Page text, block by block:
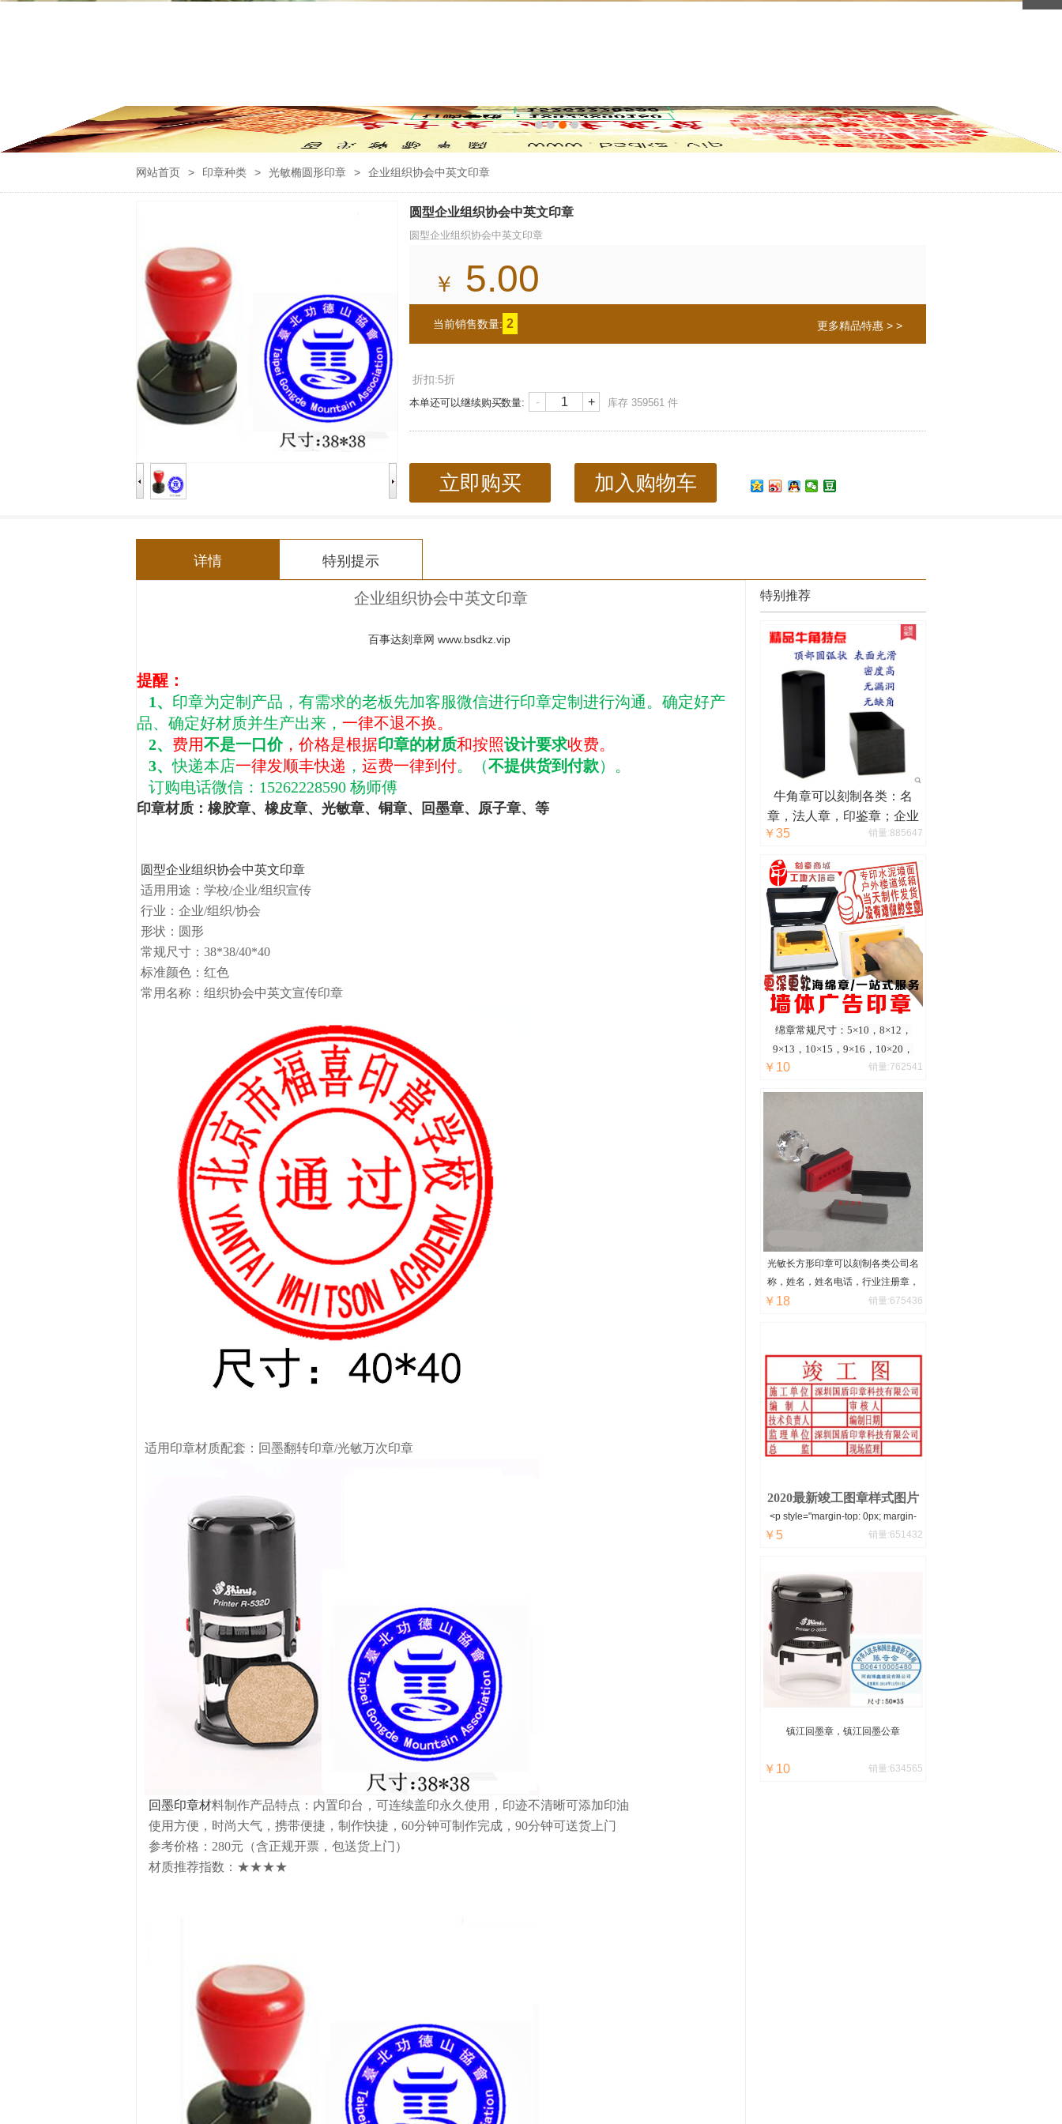
网站首页 > 印章种类 > 光敏椭圆形印章 > 企业组织协会中英文印章
圆型企业组织协会中英文印章
圆型企业组织协会中英文印章
￥ 5.00
当前销售数量: 2 更多精品特惠 > >
折扣:5折
本单还可以继续购买数量: - + 库存 359561 件
立即购买 加入购物车
详情 特别提示
企业组织协会中英文印章
百事达刻章网 www.bsdkz.vip
提醒：
1、 印章为定制产品，有需求的老板先加客服微信进行印章定制进行沟通。确定好产
品、确定好材质并生产出来， 一律不退不换。
2、 费用不是一口价，价格是根据印章的材质和按照设计要求收费。
3、快递本店一律发顺丰快递 ， 运费一律到付。（不提供货到付款）。
订购电话微信：15262228590 杨师傅
印章材质 ： 橡胶章、 橡皮章、 光敏章、铜章、 回墨章、 原子章、等
圆型企业组织协会中英文印章
适用用途：学校/企业/组织宣传
行业：企业/组织/协会
形状：圆形
常规尺寸：38*38/40*40
标准颜色：红色
常用名称： 组织协会中英文宣传印章
适用印章材质配套：回墨翻转印章/光敏万次印章
回墨印章材料制作产品特点：内置印台，可连续盖印永久使用，印迹不清晰可添加印油
使用方便，时尚大气，携带便捷，制作快捷，60分钟可制作完成，90分钟可送货上门
参考价格：280元（含正规开票，包送货上门）
材质推荐指数：★★★★
特别推荐
牛角章可以刻制各类：名
章，法人章，印鉴章；企业
logo，图腾，其他设计等。
￥35 销量:885647
绵章常规尺寸：5×10，8×12，
9×13，10×15，9×16，10×20，
15×20，15×25，20×30，30×40厘
￥10 销量:762541
光敏长方形印章可以刻制各类公司名
称，姓名，姓名电话，行业注册章，
出图章章，转账付讫章，复印无效
计等，橡皮章在市面上最常见的印
章，使用范围也是非常之广的，制作
出来字迹清晰，不会变型，可以使用
上十年，也可以买个印章盒，携带方
便，怎么清洗呢？用牙刷和清水慢慢
刷下就可以了。
￥18 销量:675436
2020最新竣工图章样式图片
<p style="margin-top: 0px; margin-
bottom: 0px; padding: 0px; word-
102, 102); font-family: "microsoft
yahei
￥5 销量:651432
镇江回墨章， 镇江回墨公章
￥10 销量:634565